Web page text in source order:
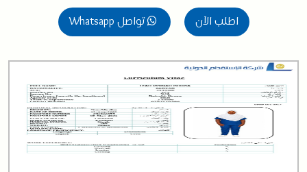
اطلب الآن تواصل Whatsapp